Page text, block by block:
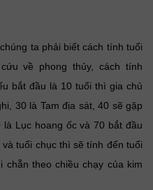
ta phải biết cách tính tuổi
về phong thủy, cách tính
bắt đầu là 10 tuổi thì gia chủ
30 là Tam địa sát, 40 sẽ gặp
Lục hoang ốc và 70 bắt đầu
tuổi chục thì sẽ tính đến tuổi
theo chiều chạy của kim